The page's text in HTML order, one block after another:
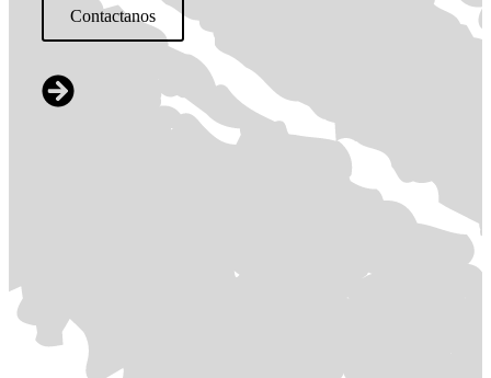
Contactanos